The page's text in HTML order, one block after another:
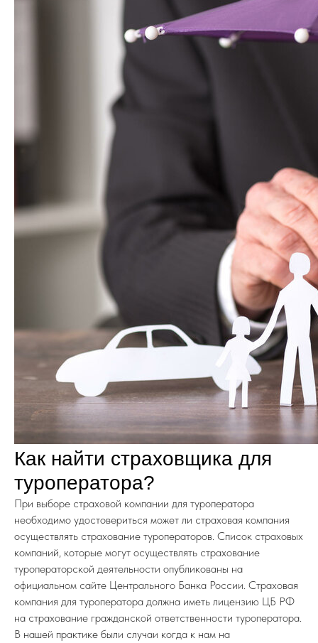
Как найти страховщика для
туроператора?
При выборе страховой компании для туроператора
необходимо удостовериться может ли страховая компания
осуществлять страхование туроператоров. Список страховых
компаний, которые могут осуществлять страхование
туроператорской деятельности опубликованы на
официальном сайте Центрального Банка России. Страховая
компания для туроператора должна иметь лицензию ЦБ РФ
на страхование гражданской ответственности туроператора.
В нашей практике были случаи когда к нам на